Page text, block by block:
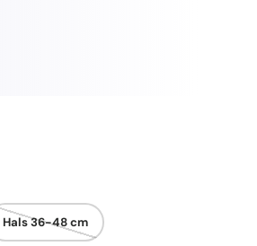
Hals 36-48 cm